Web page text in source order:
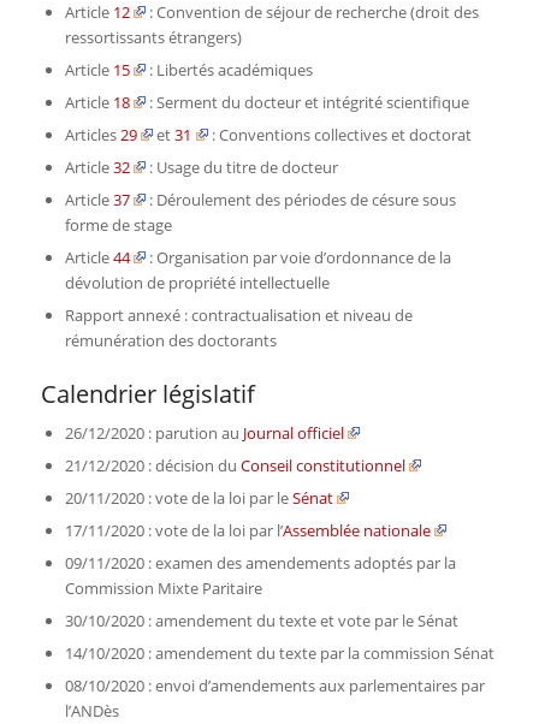
Article 12
: Convention de séjour de recherche (droit des
ressortissants étrangers)
Article 15
: Libertés académiques
Article 18
: Serment du docteur et intégrité scientifique
Articles29 et31
: Conventions collectives et doctorat
Article32
: Usage du titre de docteur
Article37
: Déroulement des périodes de césure sous
forme de stage
Article44
: Organisation par voie d’ordonnance de la
dévolution de propriété intellectuelle
Rapport annexé : contractualisation et niveau de
rémunération des doctorants
Calendrier législatif
26/12/2020 : parution au Journal officiel
21/12/2020 : décision du Conseil constitutionnel
20/11/2020 : vote de la loi par leSénat
17/11/2020 : vote de la loi par l’Assemblée nationale
09/11/2020 : examen des amendements adoptés par la
Commission Mixte Paritaire
30/10/2020 : amendement du texte et vote par le Sénat
14/10/2020 : amendement du texte par la commission Sénat
08/10/2020 : envoi d’amendements aux parlementaires par
l’ANDès